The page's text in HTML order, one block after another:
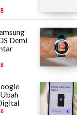
Demi